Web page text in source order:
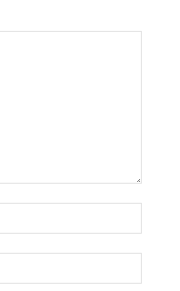
:*
:*